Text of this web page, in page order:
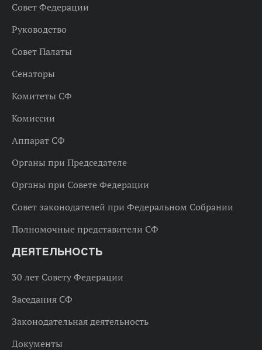
Совет Федерации
Руководство
Совет Палаты
Сенаторы
Комитеты СФ
Комиссии
Аппарат СФ
Органы при Председателе
Органы при Совете Федерации
Совет законодателей при Федеральном Собрании
Полномочные представители СФ
ДЕЯТЕЛЬНОСТЬ
30 лет Совету Федерации
Заседания СФ
Законодательная деятельность
Документы